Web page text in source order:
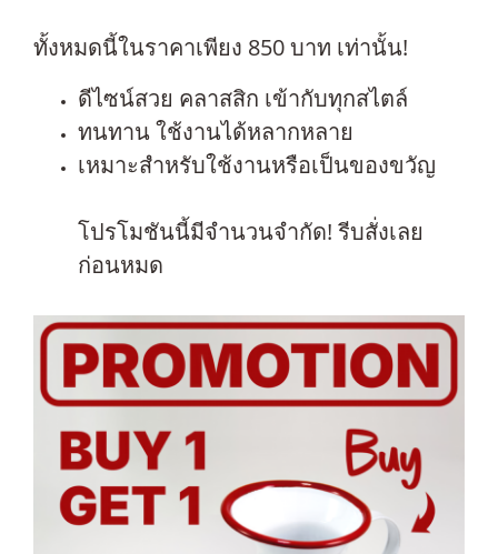
ทั้งหมดนี้ในราคาเพียง 850 บาท เท่านั้น!
ดีไซน์สวย คลาสสิก เข้ากับทุกสไตล์
ทนทาน ใช้งานได้หลากหลาย
เหมาะสำหรับใช้งานหรือเป็นของขวัญ
โปรโมชันนี้มีจำนวนจำกัด! รีบสั่งเลย
ก่อนหมด